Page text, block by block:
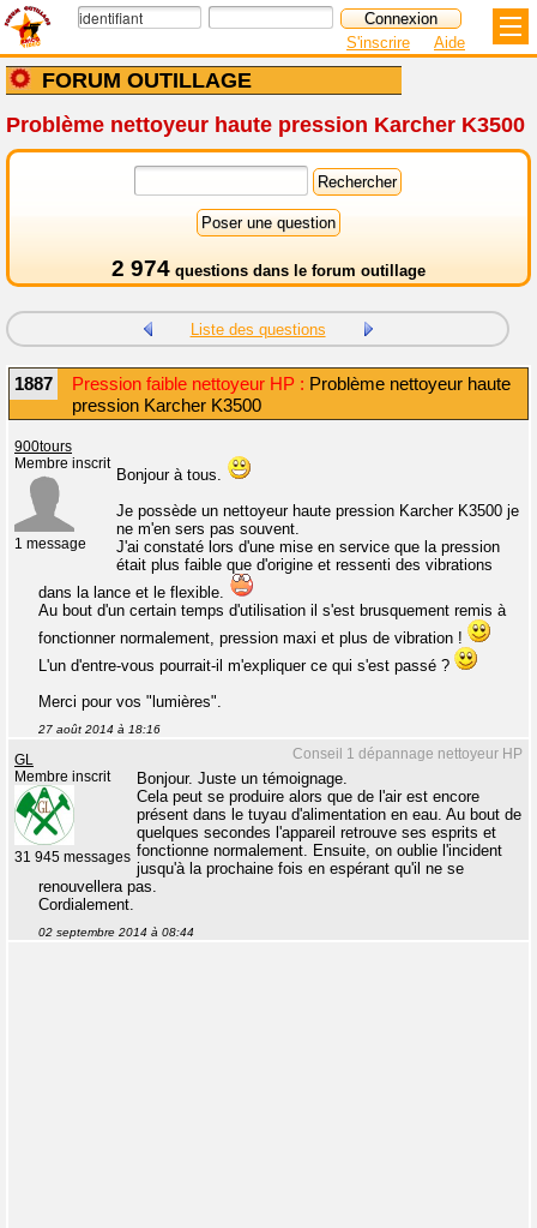
FORUM OUTILLAGE
S'inscrire Aide
Problème nettoyeur haute pression Karcher K3500
2 974 questions dans le forum outillage
Liste des questions
1887 Pression faible nettoyeur HP : Problème nettoyeur haute
pression Karcher K3500
900tours
Membre inscrit
1 message
Bonjour à tous.
Je possède un nettoyeur haute pression Karcher K3500 je
ne m'en sers pas souvent.
J'ai constaté lors d'une mise en service que la pression
était plus faible que d'origine et ressenti des vibrations
dans la lance et le flexible.
Au bout d'un certain temps d'utilisation il s'est brusquement remis à
fonctionner normalement, pression maxi et plus de vibration !
L'un d'entre-vous pourrait-il m'expliquer ce qui s'est passé ?
Merci pour vos "lumières".
27 août 2014 à 18:16
Conseil 1 dépannage nettoyeur HP
GL
Membre inscrit
31 945 messages
Bonjour. Juste un témoignage.
Cela peut se produire alors que de l'air est encore
présent dans le tuyau d'alimentation en eau. Au bout de
quelques secondes l'appareil retrouve ses esprits et
fonctionne normalement. Ensuite, on oublie l'incident
jusqu'à la prochaine fois en espérant qu'il ne se
renouvellera pas.
Cordialement.
02 septembre 2014 à 08:44